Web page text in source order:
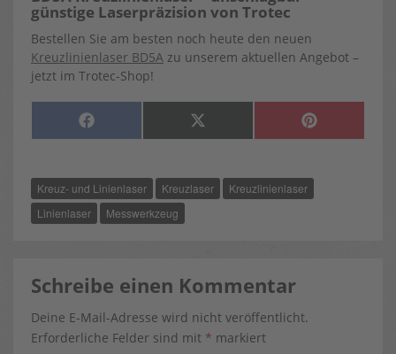
günstige Laserpräzision von Trotec
Bestellen Sie am besten noch heute den neuen
Kreuzlinienlaser BD5A zu unserem aktuellen Angebot –
jetzt im Trotec-Shop!
SHARE
F
A
O
O
K
SHARE
X
(
T
T
E
SHARE
P
I
Kreuz- und Linienlaser Kreuzlaser
Kreuzlinienlaser
Linienlaser
Messwerkzeug
Schreibe einen Kommentar
Deine E-Mail-Adresse wird nicht veröffentlicht.
Erforderliche Felder sind mit * markiert